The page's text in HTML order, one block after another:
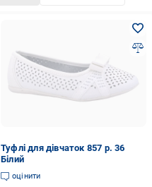
Туфлі для дівчаток 857 р. 36
Білий
оцінити